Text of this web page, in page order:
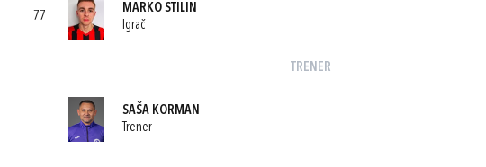
77
MARKO STILIN
Igrač
TRENER
SAŠA KORMAN
Trener